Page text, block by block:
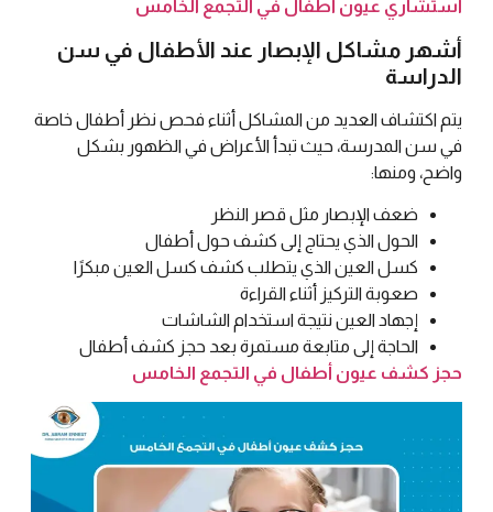
استشاري عيون أطفال في التجمع الخامس
أشهر مشاكل الإبصار عند الأطفال في سن
الدراسة
يتم اكتشاف العديد من المشاكل أثناء فحص نظر أطفال خاصة
في سن المدرسة، حيث تبدأ الأعراض في الظهور بشكل
واضح، ومنها:
ضعف الإبصار مثل قصر النظر
الحول الذي يحتاج إلى كشف حول أطفال
كسل العين الذي يتطلب كشف كسل العين مبكرًا
صعوبة التركيز أثناء القراءة
إجهاد العين نتيجة استخدام الشاشات
الحاجة إلى متابعة مستمرة بعد حجز كشف أطفال
حجز كشف عيون أطفال في التجمع الخامس